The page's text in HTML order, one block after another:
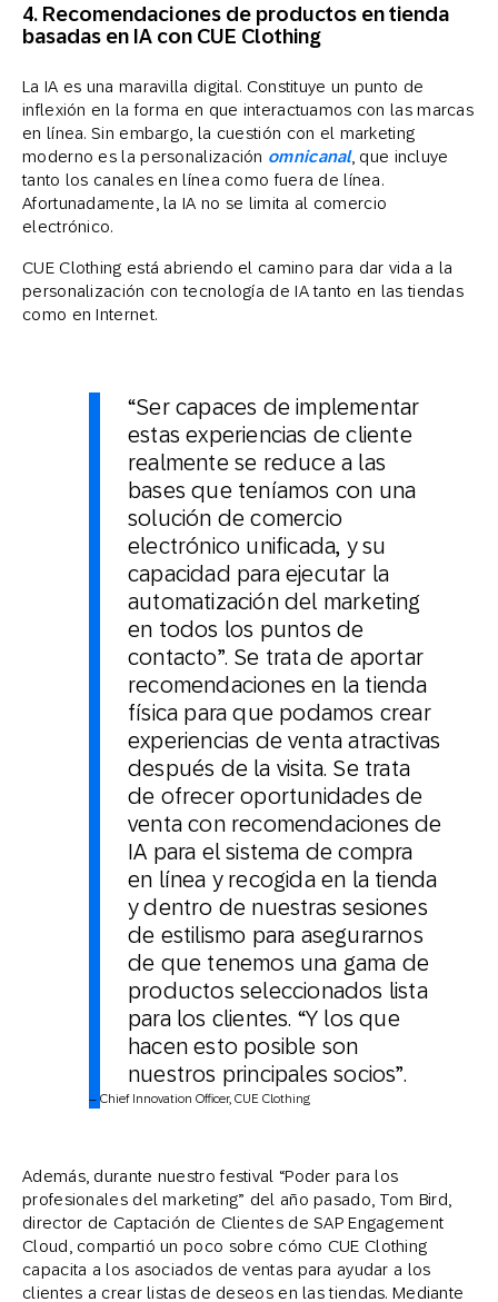
4. Recomendaciones de productos en tienda
basadas en IA con CUE Clothing
La IA es una maravilla digital. Constituye un punto de
inflexión en la forma en que interactuamos con las marcas
en línea. Sin embargo, la cuestión con el marketing
moderno es la personalización omnicanal, que incluye
tanto los canales en línea como fuera de línea.
Afortunadamente, la IA no se limita al comercio
electrónico.
CUE Clothing está abriendo el camino para dar vida a la
personalización con tecnología de IA tanto en las tiendas
como en Internet.
“Ser capaces de implementar
estas experiencias de cliente
realmente se reduce a las
bases que teníamos con una
solución de comercio
electrónico unificada, y su
capacidad para ejecutar la
automatización del marketing
en todos los puntos de
contacto”. Se trata de aportar
recomendaciones en la tienda
física para que podamos crear
experiencias de venta atractivas
después de la visita. Se trata
de ofrecer oportunidades de
venta con recomendaciones de
IA para el sistema de compra
en línea y recogida en la tienda
y dentro de nuestras sesiones
de estilismo para asegurarnos
de que tenemos una gama de
productos seleccionados lista
para los clientes. “Y los que
hacen esto posible son
nuestros principales socios”.
– Chief Innovation Officer, CUE Clothing
Además, durante nuestro festival “Poder para los
profesionales del marketing” del año pasado, Tom Bird,
director de Captación de Clientes de SAP Engagement
Cloud, compartió un poco sobre cómo CUE Clothing
capacita a los asociados de ventas para ayudar a los
clientes a crear listas de deseos en las tiendas. Mediante